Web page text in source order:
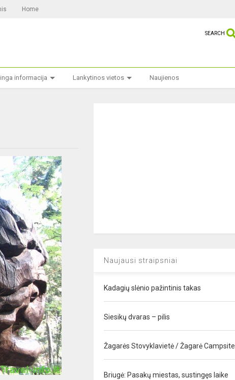
Home
SEARCH
informacija Lankytinos vietos Naujienos
Naujausi straipsniai
Kadagių slėnio pažintinis takas
Siesikų dvaras – pilis
Žagarės Stovyklavietė / Žagarė Campsite
Briugė: Pasakų miestas, sustingęs laike